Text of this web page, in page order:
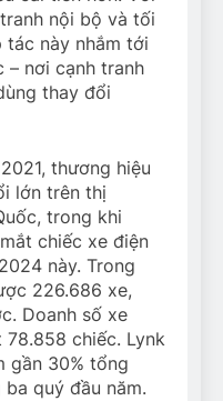
nội bộ và tối
tác này nhắm tới
– nơi cạnh tranh
thay đổi
thương hiệu
lớn trên thị
trong khi
chiếc xe điện
này. Trong
226.686 xe,
Doanh số xe
78.858 chiếc. Lynk
gần 30% tổng
quý đầu năm.